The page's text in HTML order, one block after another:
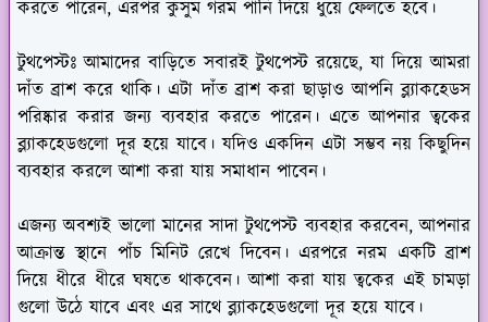
করতে পারেন, এরপর কুসুম গরম পানি দিয়ে ধুয়ে ফেলতে হবে।
টুথপেস্টঃ আমাদের বাড়িতে সবারই টুথপেস্ট রয়েছে, যা দিয়ে আমরা
দাঁত ব্রাশ করে থাকি। এটা দাঁত ব্রাশ করা ছাড়াও আপনি ব্ল্যাকহেডস
পরিষ্কার করার জন্য ব্যবহার করতে পারেন। এতে আপনার ত্বকের
ব্ল্যাকহেডগুলো দূর হয়ে যাবে। যদিও একদিন এটা সম্ভব নয় কিছুদিন
ব্যবহার করলে আশা করা যায় সমাধান পাবেন।
এজন্য অবশ্যই ভালো মানের সাদা টুথপেস্ট ব্যবহার করবেন, আপনার
আক্রান্ত স্থানে পাঁচ মিনিট রেখে দিবেন। এরপরে নরম একটি ব্রাশ
দিয়ে ধীরে ধীরে ঘষতে থাকবেন। আশা করা যায় ত্বকের এই চামড়া
গুলো উঠে যাবে এবং এর সাথে ব্ল্যাকহেডগুলো দূর হয়ে যাবে।